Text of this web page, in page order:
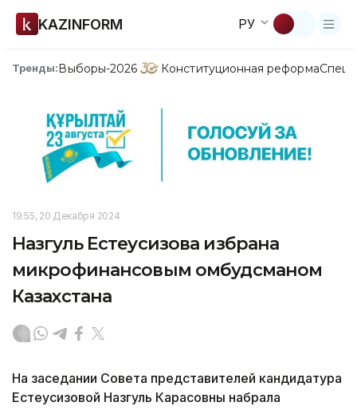
KAZINFORM РУ
Тренды:Выборы-2026 Конституционная реформа
19:55, 20 Декабря 2024
Назгуль Естеусизова избрана
микрофинансовым омбудсманом
Казахстана
На заседании Совета представителей кандидатура
Естеусизовой Назгуль Карасовны набрала